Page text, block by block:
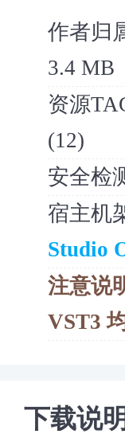
作者归
3.4 MB
资源
(12)
安全检
宿主机
Studio
注意说
VST3
下载说明